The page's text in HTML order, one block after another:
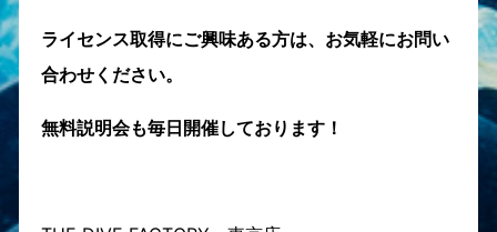
ライセンス取得にご興味ある方は、お気軽にお問い
合わせください。
無料説明会も毎日開催しております！